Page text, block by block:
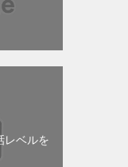
レベルを